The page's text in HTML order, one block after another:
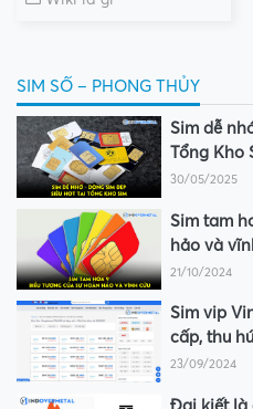
SIM SỐ – PHONG THỦY
Sim dễ
Tổng Kho
30/05/2025
Sim tam
hảo và
21/10/2024
Sim vip
cấp, thu
23/09/2024